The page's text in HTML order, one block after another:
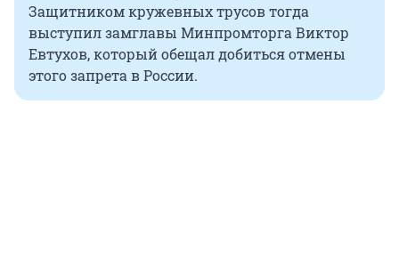
Защитником кружевных трусов тогда
выступил замглавы Минпромторга Виктор
Евтухов, который обещал добиться отмены
этого запрета в России.